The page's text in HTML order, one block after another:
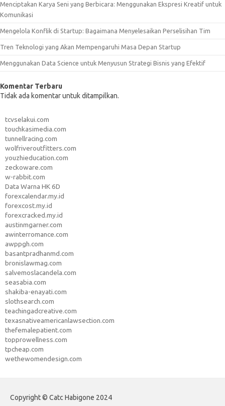
Menciptakan Karya Seni yang Berbicara: Menggunakan Ekspresi Kreatif untuk
Komunikasi
Mengelola Konflik di Startup: Bagaimana Menyelesaikan Perselisihan Tim
Tren Teknologi yang Akan Mempengaruhi Masa Depan Startup
Menggunakan Data Science untuk Menyusun Strategi Bisnis yang Efektif
Komentar Terbaru
Tidak ada komentar untuk ditampilkan.
tcvselakui.com
touchkasimedia.com
tunnellracing.com
wolfriveroutfitters.com
youzhieducation.com
zeckoware.com
w-rabbit.com
Data Warna HK 6D
forexcalendar.my.id
forexcost.my.id
forexcracked.my.id
austinmgarner.com
awinterromance.com
awppgh.com
basantpradhanmd.com
bronislawmag.com
salvemoslacandela.com
seasabia.com
shakiba-enayati.com
slothsearch.com
teachingadcreative.com
texasnativeamericanlawsection.com
thefemalepatient.com
topprowellness.com
tpcheap.com
wethewomendesign.com
Copyright © Catc Habigone 2024